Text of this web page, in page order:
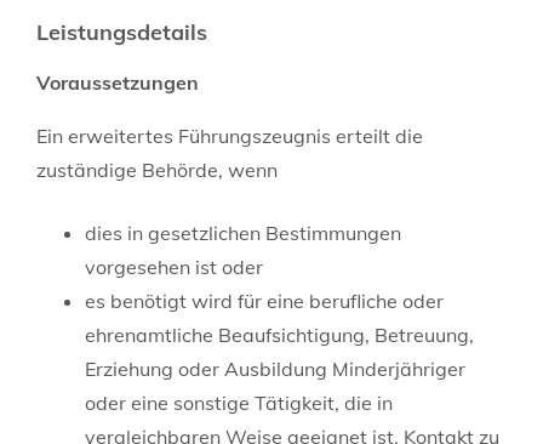
Leistungsdetails
Voraussetzungen
Ein erweitertes Führungszeugnis erteilt die
zuständige Behörde, wenn
dies in gesetzlichen Bestimmungen
vorgesehen ist oder
es benötigt wird für eine berufliche oder
ehrenamtliche Beaufsichtigung, Betreuung,
Erziehung oder Ausbildung Minderjähriger
oder eine sonstige Tätigkeit, die in
vergleichbaren Weise geeignet ist, Kontakt zu